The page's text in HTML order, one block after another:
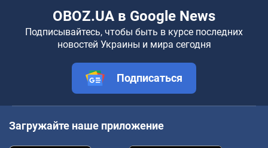
OBOZ.UA в Google News
Подписывайтесь, чтобы быть в курсе последних
новостей Украины и мира сегодня
Подписаться
Загружайте наше приложение